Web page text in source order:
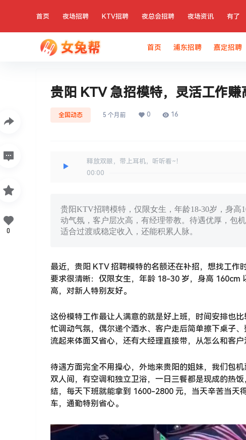
首页 夜场招聘 KTV招聘 夜总会招聘 夜场资讯 有了
首页 浦东招聘 嘉定招聘
贵阳 KTV 急招模特，灵活工作赚
全国动态 5 个月前 0 16
释放双眼，带上耳机，听听看~！
00:00
贵阳KTV招聘模特，仅限女生，年龄18-30岁，身
动气氛，客户层次高，有经理带教。待遇优厚，包
适合过渡或稳定收入，还能积累人脉。
最近，贵阳 KTV 招聘模特的名额还在补招，想找工
要求很清晰：仅限女生，年龄 18-30 岁，身高 160cm
高，对新人特别友好。
这份模特工作最让人满意的就是好上班，时间安排也
忙调动气氛，偶尔递个酒水、客户走后简单擦下桌子
流起来体面又省心，还有大经理直接带，从怎么和客
待遇方面完全不用操心，外地来贵阳的姐妹，我们包
双人间，有空调和独立卫浴，一日三餐都是现成的热
结，每天下班就能拿到 1600-2800 元，当天辛苦当天
车，通勤特别省心。
0